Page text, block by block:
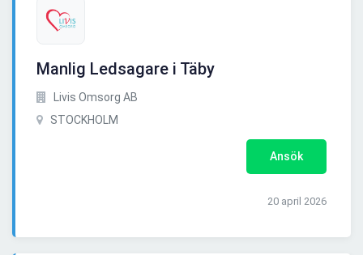
Manlig Ledsagare i Täby
Livis Omsorg AB
STOCKHOLM
Ansök
20 april 2026